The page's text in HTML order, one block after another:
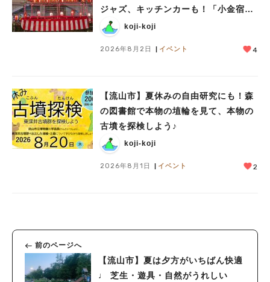
ジャズ、キッチンカーも！「小金宿ま
つり」8/28-30開催！
koji-koji
2026年8月2日 イベント 4
【流山市】夏休みの自由研究にも！森
の図書館で本物の埴輪を見て、本物の
古墳を探検しよう♪
koji-koji
2026年8月1日 イベント 2
前のページへ
【流山市】夏は夕方がいちばん快適
♩ 芝生・遊具・自然がうれしい